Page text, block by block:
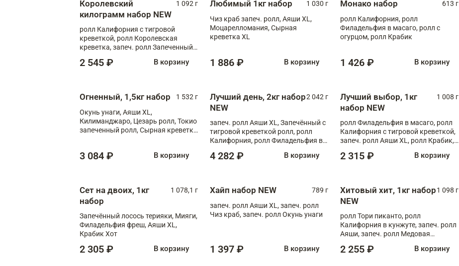
Королевский
килограмм набор NEW
1 092 г
ролл Калифорния с тигровой
креветкой, ролл Королевская
креветка, запеч. ролл Запеченный
XL, запеч. ролл Крабик Хот
2 545 ₽ В корзину
Любимый 1кг набор
1 030 г
Чиз краб запеч. ролл, Аяши XL,
Моцарелломания, Сырная
креветка XL
1 886 ₽ В корзину
Монако набор
613 г
ролл Калифорния, ролл
Филадельфия в масаго, ролл с
огурцом, ролл Крабик
1 426 ₽ В корзину
Огненный, 1,5кг набор
1 532 г
Окунь унаги, Аяши XL,
Килиманджаро, Цезарь ролл, Токио
запеченный ролл, Сырная креветка
3 084 ₽ В корзину
Лучший день, 2кг набор
NEW
2 042 г
запеч. ролл Аяши XL, Запечённый с
тигровой креветкой ролл, ролл
Калифорния, ролл Филадельфия в
запеч. ролл Моцарелломания, ролл
4 282 ₽ В корзину
Лучший выбор, 1кг
набор NEW
1 008 г
ролл Филадельфия в масаго, ролл
Калифорния с тигровой креветкой,
запеч. ролл Аяши XL, ролл Крабик,
2 315 ₽ В корзину
Сет на двоих, 1кг
набор
1 078,1 г
Запечённый лосось терияки, Мияги,
Филадельфия фреш, Аяши XL,
Крабик Хот
2 305 ₽ В корзину
Хайп набор NEW
789 г
запеч. ролл Аяши XL, запеч. ролл
Чиз краб, запеч. ролл Окунь унаги
1 397 ₽ В корзину
Хитовый хит, 1кг набор
NEW
1 098 г
ролл Тори пиканто, ролл
Калифорния в кунжуте, запеч. ролл
Аяши, запеч. ролл Медовая
чукой
2 255 ₽ В корзину